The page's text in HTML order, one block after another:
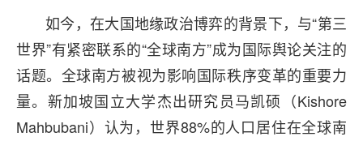
如今，在大国地缘政治博弈的背景下，与“第三
世界”有紧密联系的“全球南方”成为国际舆论关注的
话题。全球南方被视为影响国际秩序变革的重要力
量。新加坡国立大学杰出研究员马凯硕（Kishore
Mahbubani）认为，世界88%的人口居住在全球南